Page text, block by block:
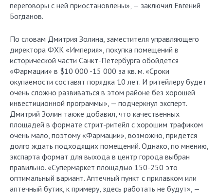
переговоры с ней приостановлены», — заключил Евгений
Богданов.
По словам Дмитрия Золина, заместителя управляющего
директора ФХК «Империя», покупка помещений в
исторической части Санкт-Петербурга обойдется
«Фармации» в $10 000 -15 000 за кв. м. «Сроки
окупаемости составят порядка 10 лет. И ритейлеру будет
очень сложно развиваться в этом районе без хорошей
инвестиционной программы», — подчеркнул эксперт.
Дмитрий Золин также добавил, что качественных
площадей в формате стрит-ритейл с хорошим трафиком
очень мало, поэтому «Фармации», возможно, придется
долго ждать подходящих помещений. Однако, по мнению,
экспарта формат для выхода в центр города выбран
правильно. «Супермаркет площадью 150-250 это
оптимальный вариант. Аптечный пункт с прилавком или
аптечный бутик, к примеру, здесь работать не будут», —